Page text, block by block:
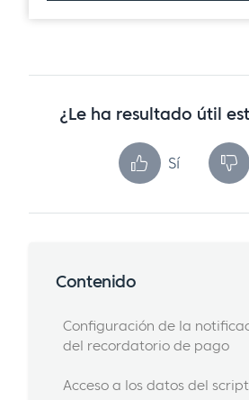
¿Le ha resultado útil
Sí
Contenido
Configuración de la
del recordatorio de pago
Acceso a los datos del script